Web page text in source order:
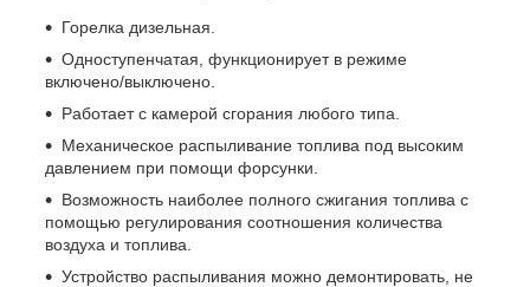
Горелка дизельная.
Одноступенчатая, функционирует в режиме
включено/выключено.
Работает с камерой сгорания любого типа.
Механическое распыливание топлива под высоким
давлением при помощи форсунки.
Возможность наиболее полного сжигания топлива с
помощью регулирования соотношения количества
воздуха и топлива.
Устройство распыливания можно демонтировать, не